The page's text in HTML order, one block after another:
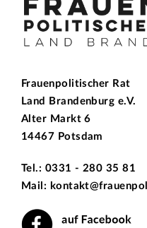
Frauenpolitischer Rat
Land Brandenburg e.V.
Alter Markt 6
14467 Potsdam
Tel.: 0331 - 280 35 81
Mail: